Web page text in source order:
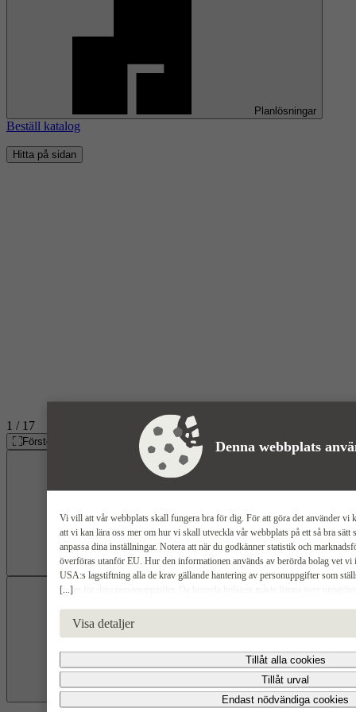
Denna webbplats
[...]
Vi vill att vår webbplats skall fungera bra för dig. För att göra det använder vi
att vi kan lära oss mer om hur vi skall utveckla vår webbplats på ett så bra
anpassa dina inställningar. Notera att när du godkänner statistik och
överföras utanför EU. Hur den informationen används av berörda bolag vet
USA:s lagstiftning alla de krav gällande hantering av personuppgifter som
risker för dina personuppgifter. De berörda bolagen måste lämna över
radering, gällande eventuella personuppgifter som de brottsbekämpande
godkänna statistik och marknadsförings-cookies nedan bekräftar du att du
Visa detaljer
Tillåt alla cookies
Tillåt urval
Endast nödvändiga cookies
Planlösningar
Beställ katalog
Hitta på sidan
1 / 17
Förstora galleri
Föregående
Nästa